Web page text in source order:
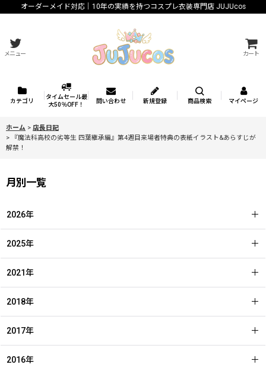
オーダーメイド対応｜10年の実績を持つコスプレ衣装専門店 JUJUcos
メニュー カート
カテゴリ
タイムセール最
大50％OFF！
問い合わせ 新規登録 商品検索 マイページ
ホーム > 店長日記
>
『魔法科⾼校の劣等⽣ 四葉継承編』第4週目来場者特典の表紙イラスト&あらすじが
解禁！
月別一覧
2026年
2025年
2021年
2018年
2017年
2016年